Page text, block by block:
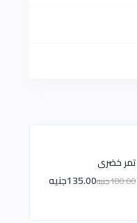
تمر خضرى
180.00جنيه 135.00جنيه